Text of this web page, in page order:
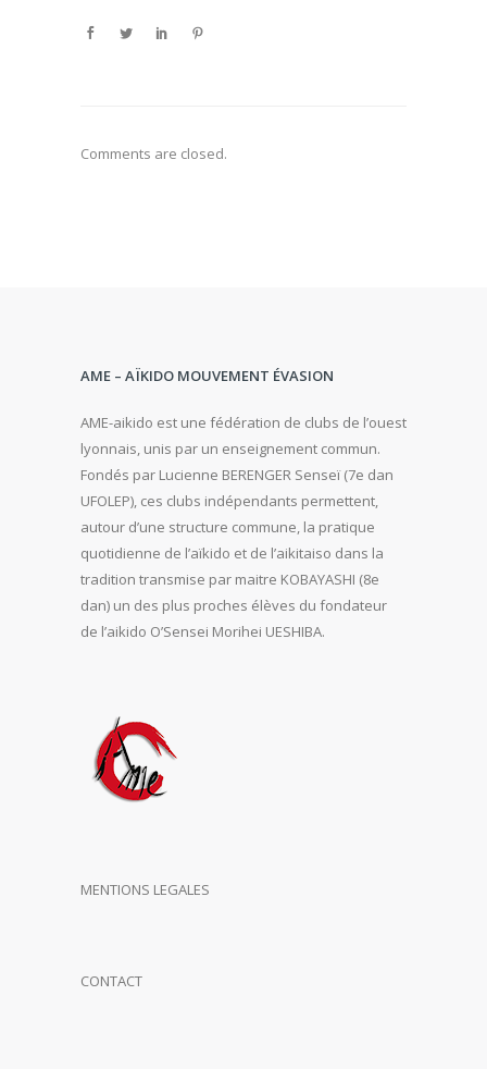
Comments are closed.
AME – AÏKIDO MOUVEMENT ÉVASION
AME-aikido est une fédération de clubs de l’ouest
lyonnais, unis par un enseignement commun.
Fondés par Lucienne BERENGER Senseï (7e dan
UFOLEP), ces clubs indépendants permettent,
autour d’une structure commune, la pratique
quotidienne de l’aïkido et de l’aikitaiso dans la
tradition transmise par maitre KOBAYASHI (8e
dan) un des plus proches élèves du fondateur
de l’aikido O’Sensei Morihei UESHIBA.
MENTIONS LEGALES
CONTACT